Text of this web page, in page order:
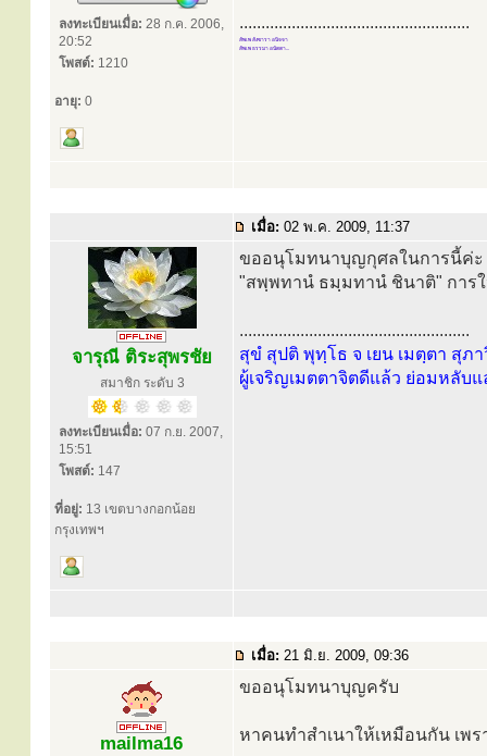
ลงทะเบียนเมื่อ: 28 ก.ค. 2006,
20:52
โพสต์: 1210
อายุ: 0
.....................................................
สัพเพ สังขารา อนิจจา
สัพเพ ธรรมา อนัตตา...
เมื่อ: 02 พ.ค. 2009, 11:37
จารุณี ติระสุพรชัย
สมาชิก ระดับ 3
ลงทะเบียนเมื่อ: 07 ก.ย. 2007,
15:51
โพสต์: 147
ที่อยู่: 13 เขตบางกอกน้อย
กรุงเทพฯ
ขออนุโมทนาบุญกุศลในการนี้ค่ะ
"สพฺพทานํ ธมฺมทานํ ชินาติ" การ
.....................................................
สุขํ สุปติ พุทฺโธ จ เยน เมตฺตา สุภ
ผู้เจริญเมตตาจิตดีแล้ว ย่อมหลับ
เมื่อ: 21 มิ.ย. 2009, 09:36
mailma16
ขออนุโมทนาบุญครับ
หาคนทำสำเนาให้เหมือนกัน เพร